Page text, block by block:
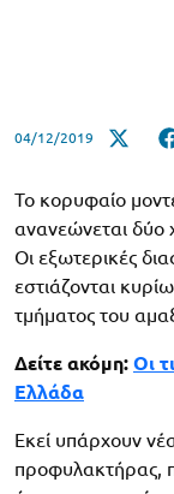
04/12/2019
Το κορυφαίο
ανανεώνεται δύο
Οι εξωτερικές
εστιάζονται
τμήματος του
Δείτε ακόμη: Οι
Ελλάδα
Εκεί υπάρχουν
προφυλακτήρας,